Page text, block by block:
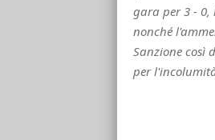
gara per 3 - 0,
nonché
Sanzione così
per